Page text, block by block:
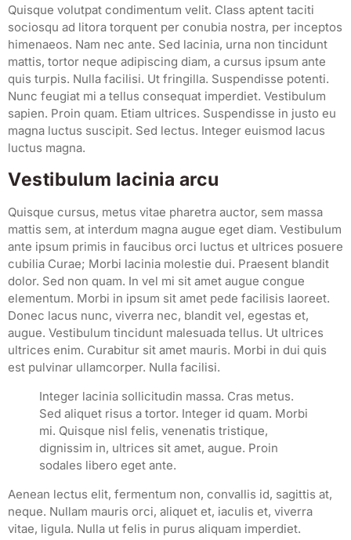
Quisque volutpat condimentum velit. Class aptent taciti
sociosqu ad litora torquent per conubia nostra, per inceptos
himenaeos. Nam nec ante. Sed lacinia, urna non tincidunt
mattis, tortor neque adipiscing diam, a cursus ipsum ante
quis turpis. Nulla facilisi. Ut fringilla. Suspendisse potenti.
Nunc feugiat mi a tellus consequat imperdiet. Vestibulum
sapien. Proin quam. Etiam ultrices. Suspendisse in justo eu
magna luctus suscipit. Sed lectus. Integer euismod lacus
luctus magna.
Vestibulum lacinia arcu
Quisque cursus, metus vitae pharetra auctor, sem massa
mattis sem, at interdum magna augue eget diam. Vestibulum
ante ipsum primis in faucibus orci luctus et ultrices posuere
cubilia Curae; Morbi lacinia molestie dui. Praesent blandit
dolor. Sed non quam. In vel mi sit amet augue congue
elementum. Morbi in ipsum sit amet pede facilisis laoreet.
Donec lacus nunc, viverra nec, blandit vel, egestas et,
augue. Vestibulum tincidunt malesuada tellus. Ut ultrices
ultrices enim. Curabitur sit amet mauris. Morbi in dui quis
est pulvinar ullamcorper. Nulla facilisi.
Integer lacinia sollicitudin massa. Cras metus.
Sed aliquet risus a tortor. Integer id quam. Morbi
mi. Quisque nisl felis, venenatis tristique,
dignissim in, ultrices sit amet, augue. Proin
sodales libero eget ante.
Aenean lectus elit, fermentum non, convallis id, sagittis at,
neque. Nullam mauris orci, aliquet et, iaculis et, viverra
vitae, ligula. Nulla ut felis in purus aliquam imperdiet.